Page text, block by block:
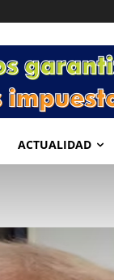
ACTUALIDAD